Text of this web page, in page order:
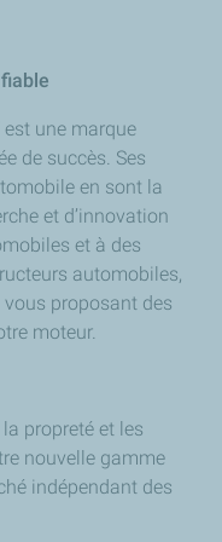
la friction du
de vie.
anti-usure.
et diesel des
améliorée de
officielles des
à la réduction des
à une lubrification
moteur, et
du moteur.
une marque
de succès. Ses
en sont la
et d’innovation
et à des
automobiles,
vous proposant des
moteur.
propreté et les
nouvelle gamme
indépendant des